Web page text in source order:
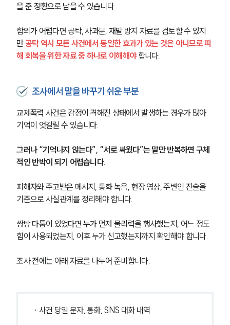
을 준 정황으로 남을 수 있습니다.
합의가 어렵다면 공탁, 사과문, 재발 방지 자료를 검토할 수 있지
만 공탁 역시 모든 사건에서 동일한 효과가 있는 것은 아니므로 피
해 회복을 위한 자료 중 하나로 이해해야 합니다.
조사에서 말을 바꾸기 쉬운 부분
교제폭력 사건은 감정이 격해진 상태에서 발생하는 경우가 많아
기억이 엇갈릴 수 있습니다.
그러나 “기억나지 않는다”, “서로 싸웠다”는 말만 반복하면 구체
적인 반박이 되기 어렵습니다.
피해자와 주고받은 메시지, 통화 녹음, 현장 영상, 주변인 진술을
기준으로 사실관계를 정리해야 합니다.
쌍방 다툼이 있었다면 누가 먼저 물리력을 행사했는지, 어느 정도
힘이 사용되었는지, 이후 누가 신고했는지까지 확인해야 합니다.
조사 전에는 아래 자료를 나누어 준비합니다.
· 사건 당일 문자, 통화, SNS 대화 내역